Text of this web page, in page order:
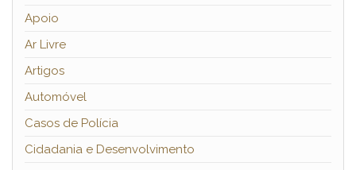
Apoio
Ar Livre
Artigos
Automóvel
Casos de Polícia
Cidadania e Desenvolvimento